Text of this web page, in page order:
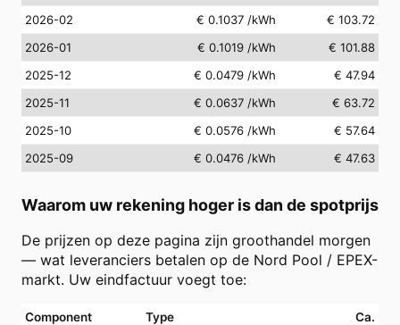
2026-02
€ 0.1037 /kWh
€ 103.72
2026-01
€ 0.1019 /kWh
€ 101.88
2025-12
€ 0.0479 /kWh
€ 47.94
2025-11
€ 0.0637 /kWh
€ 63.72
2025-10
€ 0.0576 /kWh
€ 57.64
2025-09
€ 0.0476 /kWh € 47.63
Waarom uw rekening hoger is dan de spotprijs
De prijzen op deze pagina zijn groothandel morgen
— wat leveranciers betalen op de Nord Pool / EPEX-
markt. Uw eindfactuur voegt toe:
Component Type Ca.